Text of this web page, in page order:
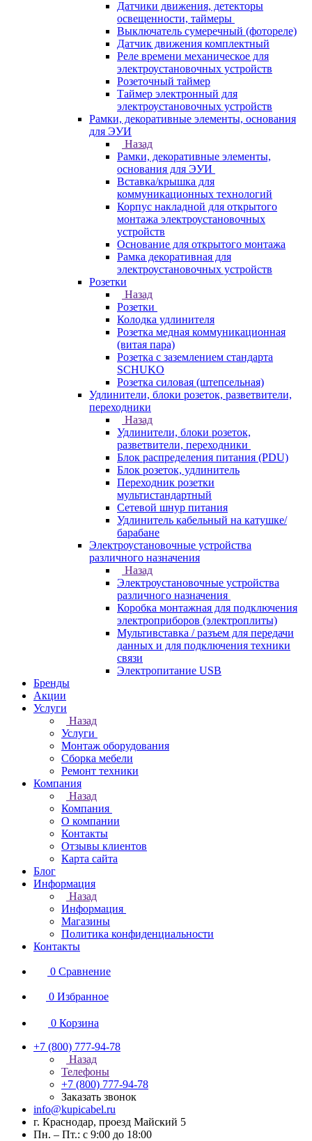
Датчики движения, детекторы
освещенности, таймеры
Выключатель сумеречный (фотореле)
Датчик движения комплектный
Реле времени механическое для
электроустановочных устройств
Розеточный таймер
Таймер электронный для
электроустановочных устройств
Рамки, декоративные элементы, основания
для ЭУИ
Назад
Рамки, декоративные элементы,
основания для ЭУИ
Вставка/крышка для
коммуникационных технологий
Корпус накладной для открытого
монтажа электроустановочных
устройств
Основание для открытого монтажа
Рамка декоративная для
электроустановочных устройств
Розетки
Назад
Розетки
Колодка удлинителя
Розетка медная коммуникационная
(витая пара)
Розетка с заземлением стандарта
SCHUKO
Розетка силовая (штепсельная)
Удлинители, блоки розеток, разветвители,
переходники
Назад
Удлинители, блоки розеток,
разветвители, переходники
Блок распределения питания (PDU)
Блок розеток, удлинитель
Переходник розетки
мультистандартный
Сетевой шнур питания
Удлинитель кабельный на катушке/
барабане
Электроустановочные устройства
различного назначения
Назад
Электроустановочные устройства
различного назначения
Коробка монтажная для подключения
электроприборов (электроплиты)
Мультивставка / разъем для передачи
данных и для подключения техники
связи
Электропитание USB
Бренды
Акции
Услуги
Назад
Услуги
Монтаж оборудования
Сборка мебели
Ремонт техники
Компания
Назад
Компания
О компании
Контакты
Отзывы клиентов
Карта сайта
Блог
Информация
Назад
Информация
Магазины
Политика конфиденциальности
Контакты
0 Сравнение
0 Избранное
0 Корзина
+7 (800) 777-94-78
Назад
Телефоны
+7 (800) 777-94-78
Заказать звонок
info@kupicabel.ru
г. Краснодар, проезд Майский 5
Пн. – Пт.: с 9:00 до 18:00